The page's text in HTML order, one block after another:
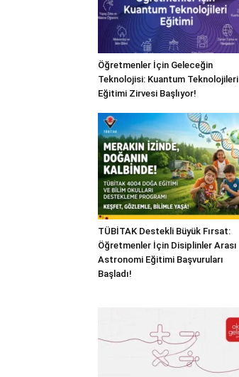
Öğretmenler İçin Geleceğin
Teknolojisi: Kuantum Teknolojileri
Eğitimi Zirvesi Başlıyor!
TÜBİTAK Destekli Büyük Fırsat:
Öğretmenler İçin Disiplinler Arası
Astronomi Eğitimi Başvuruları
Başladı!